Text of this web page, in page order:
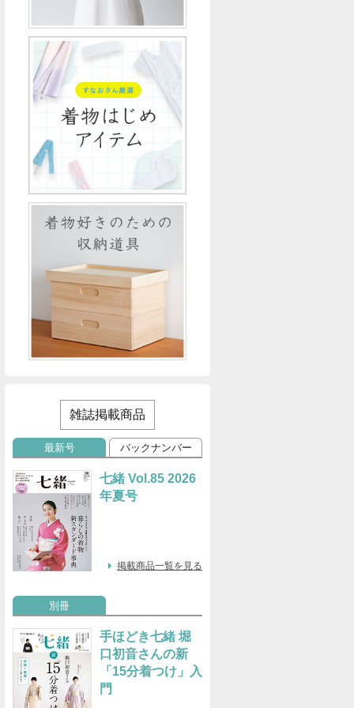
雑誌掲載商品
最新号
七緒 Vol.85 2026
年夏号
掲載商品一覧を見る
バックナンバー
別冊
手ほどき七緒 堀
口初音さんの新
「15分着つけ」入
門